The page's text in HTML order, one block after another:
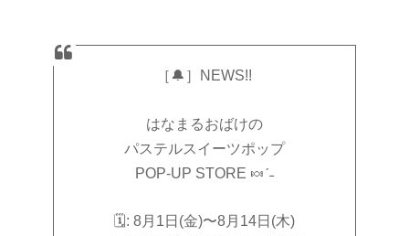
［🔔］NEWS!!
はなまるおばけの
パステルスイーツポップ
POP-UP STORE 🍬ˊ˗
🗓️: 8月1日(金)〜8月14日(木)